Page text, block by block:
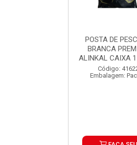
POSTA DE
BRANCA
ALINKAL CAIXA
Código:
Embalagem: